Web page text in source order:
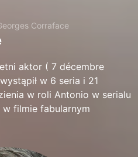
Corraface
aktor ( 7 décembre
w 6 seria i 21
w roli Antonio w serialu
w filmie fabularnym